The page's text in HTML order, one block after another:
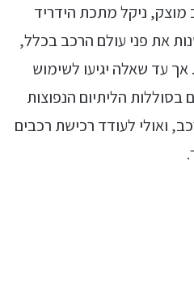
מוצק, ניקל מתכת הידריד
את פני עולם הרכב בכלל,
עד שאלה יגיעו לשימוש
בסוללות הליתיום הנפוצות
ואולי לעודד רכישת רכבים